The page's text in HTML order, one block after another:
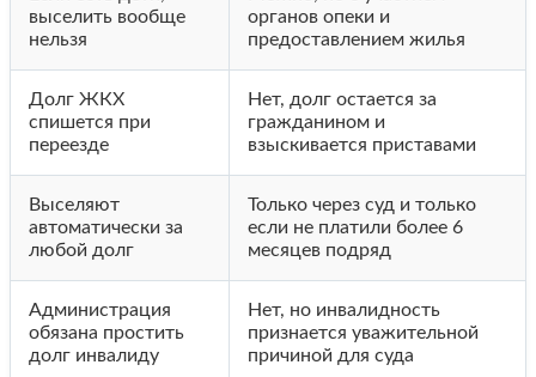
выселить вообще
нельзя
органов опеки и
предоставлением жилья
Долг ЖКХ
спишется при
переезде
Нет, долг остается за
гражданином и
взыскивается приставами
Выселяют
автоматически за
любой долг
Только через суд и только
если не платили более 6
месяцев подряд
Администрация
обязана простить
долг инвалиду
Нет, но инвалидность
признается уважительной
причиной для суда